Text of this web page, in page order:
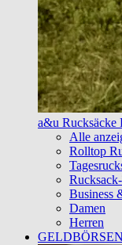
a&u Rucksäcke
Alle
Rolltop
Business
Damen
Herren